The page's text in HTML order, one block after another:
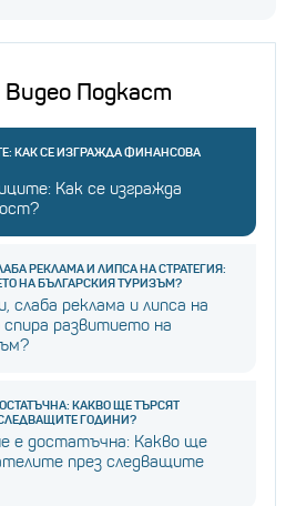
Видео Подкаст
КАК СЕ ИЗГРАЖДА ФИНАНСОВА
Как се изгражда
РЕКЛАМА И ЛИПСА НА СТРАТЕГИЯ:
НА БЪЛГАРСКИЯ ТУРИЗЪМ?
слаба реклама и липса на
развитието на
КАКВО ЩЕ ТЪРСЯТ
ГОДИНИ?
е достатъчна: Какво ще
през следващите